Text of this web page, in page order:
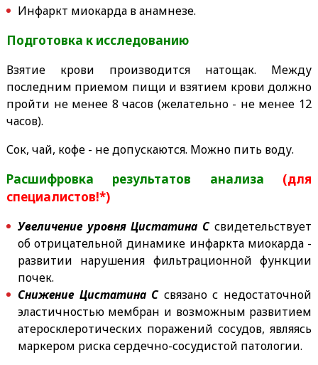
Инфаркт миокарда в анамнезе.
Подготовка к исследованию
Взятие крови производится натощак. Между
последним приемом пищи и взятием крови должно
пройти не менее 8 часов (желательно - не менее 12
часов).
Сок, чай, кофе - не допускаются. Можно пить воду.
Расшифровка результатов анализа (для
специалистов!*)
Увеличение уровня Цистатина Ссвидетельствует
об отрицательной динамике инфаркта миокарда -
развитии нарушения фильтрационной функции
почек.
Снижение Цистатина Ссвязано с недостаточной
эластичностью мембран и возможным развитием
атеросклеротических поражений сосудов, являясь
маркером риска сердечно-сосудистой патологии.